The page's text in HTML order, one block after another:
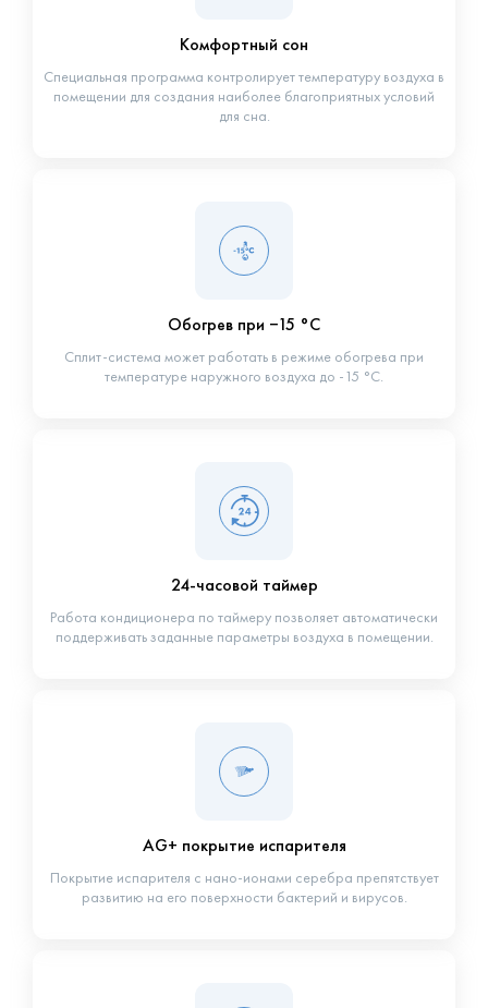
Комфортный сон
Специальная программа контролирует температуру воздуха в
помещении для создания наиболее благоприятных условий
для сна.
Обогрев при −15 °С
Сплит-система может работать в режиме обогрева при
температуре наружного воздуха до -15 °С.
24-часовой таймер
Работа кондиционера по таймеру позволяет автоматически
поддерживать заданные параметры воздуха в помещении.
AG+ покрытие испарителя
Покрытие испарителя с нано-ионами серебра препятствует
развитию на его поверхности бактерий и вирусов.